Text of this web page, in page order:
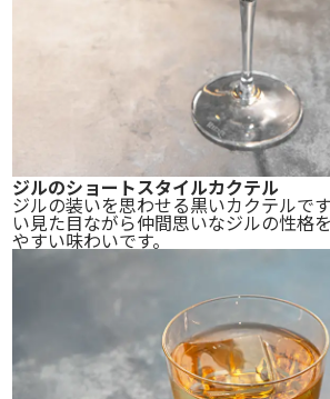
ジルのショートスタイルカクテル
ジルの装いを思わせる黒いカクテルで
い見た目ながら仲間思いなジルの性格
やすい味わいです。